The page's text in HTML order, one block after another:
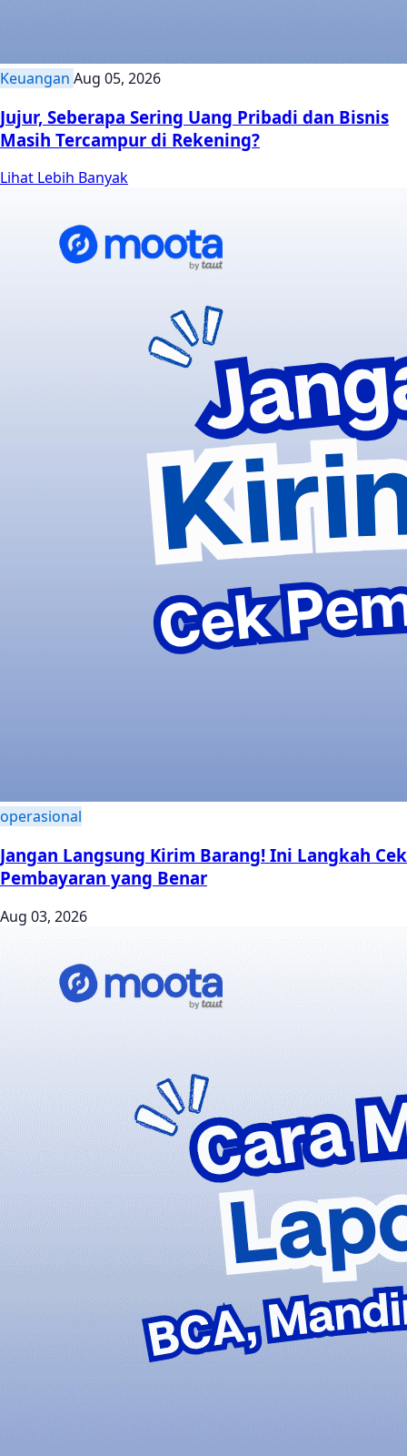
Keuangan Aug 05, 2026
Jujur, Seberapa Sering Uang Pribadi dan Bisnis
Masih Tercampur di Rekening?
Lihat Lebih Banyak
operasional
Jangan Langsung Kirim Barang! Ini Langkah Cek
Pembayaran yang Benar
Aug 03, 2026